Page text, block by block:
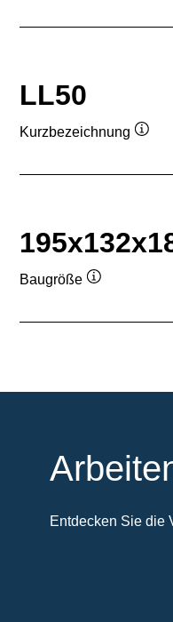
LL50
Kurzbezeichnung
Baugröße
Entdecken Sie die